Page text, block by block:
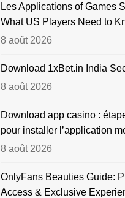
Les Applications of Games
What US Players Need to
8 août 2026
Download 1xBet.in India
8 août 2026
Download app casino :
pour installer l’application
8 août 2026
OnlyFans Beauties Guide:
Access & Exclusive